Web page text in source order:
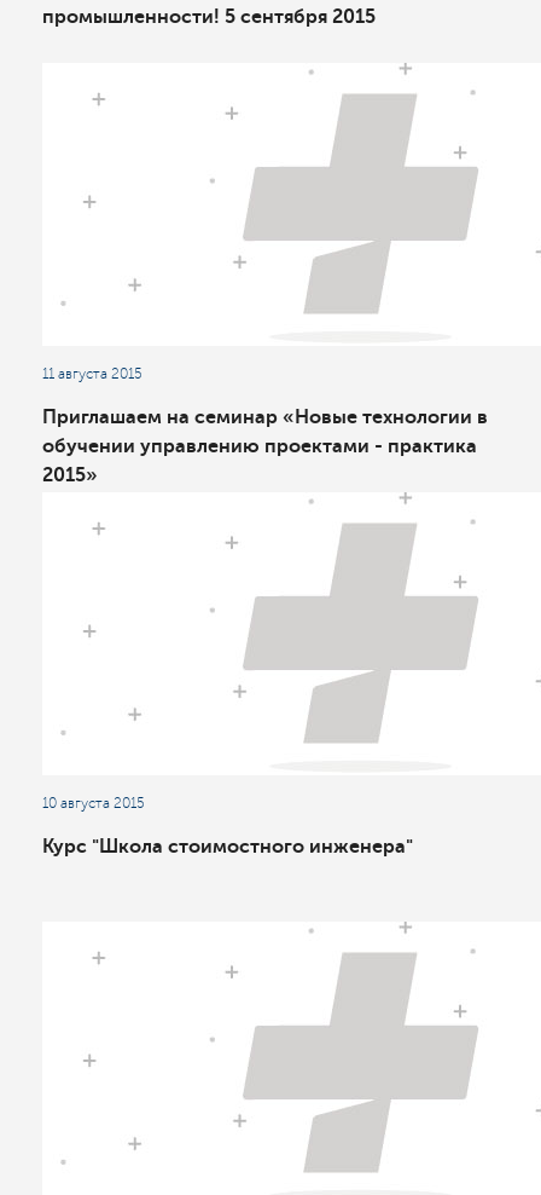
промышленности! 5 сентября 2015
11 августа 2015
Приглашаем на семинар «Новые технологии в
обучении управлению проектами - практика
2015»
10 августа 2015
Курс "Школа стоимостного инженера"